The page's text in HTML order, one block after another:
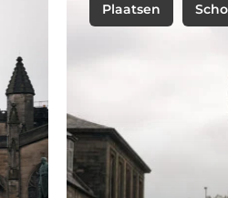
Plaatsen